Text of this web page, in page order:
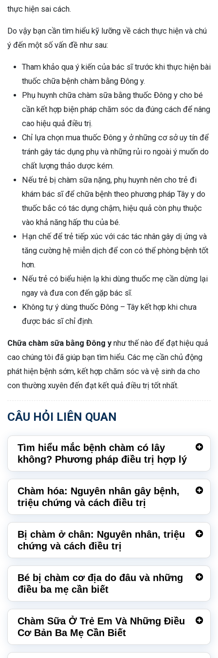
thực hiện sai cách.
Do vậy bạn cần tìm hiểu kỹ lưỡng về cách thực hiện và chú
ý đến một số vấn đề như sau:
Tham khảo qua ý kiến của bác sĩ trước khi thực hiện bài
thuốc chữa bệnh chàm bằng Đông y.
Phụ huynh chữa chàm sữa bằng thuốc Đông y cho bé
cần kết hợp biện pháp chăm sóc da đúng cách để nâng
cao hiệu quả điều trị.
Chỉ lựa chọn mua thuốc Đông y ở những cơ sở uy tín để
tránh gây tác dụng phụ và những rủi ro ngoài ý muốn do
chất lượng thảo dược kém.
Nếu trẻ bị chàm sữa nặng, phụ huynh nên cho trẻ đi
khám bác sĩ để chữa bệnh theo phương pháp Tây y do
thuốc bắc có tác dụng chậm, hiệu quả còn phụ thuộc
vào khả năng hấp thu của bé.
Hạn chế để trẻ tiếp xúc với các tác nhân gây dị ứng và
tăng cường hệ miễn dịch để con có thể phòng bệnh tốt
hơn.
Nếu trẻ có biểu hiện lạ khi dùng thuốc mẹ cần dừng lại
ngay và đưa con đến gặp bác sĩ.
Không tự ý dùng thuốc Đông – Tây kết hợp khi chưa
được bác sĩ chỉ định.
Chữa chàm sữa bằng Đông ynhư thế nào để đạt hiệu quả
cao chúng tôi đã giúp bạn tìm hiểu. Các mẹ cần chủ động
phát hiện bệnh sớm, kết hợp chăm sóc và vệ sinh da cho
con thường xuyên đến đạt kết quả điều trị tốt nhất.
CÂU HỎI LIÊN QUAN
Tìm hiểu mắc bệnh chàm có lây
không? Phương pháp điều trị hợp lý
Chàm hóa: Nguyên nhân gây bệnh,
triệu chứng và cách điều trị
Bị chàm ở chân: Nguyên nhân, triệu
chứng và cách điều trị
Bé bị chàm cơ địa do đâu và những
điều ba mẹ cần biết
Chàm Sữa Ở Trẻ Em Và Những Điều
Cơ Bản Ba Mẹ Cần Biết